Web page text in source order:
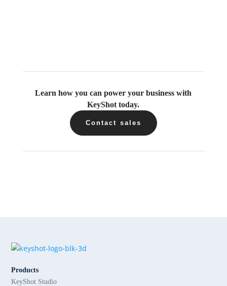
Learn how you can power your business with
KeyShot today.
Contact sales
Products
KeyShot Studio